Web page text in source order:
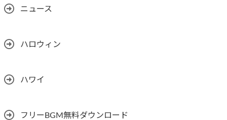
ニュース
ハロウィン
ハワイ
フリーBGM無料ダウンロード